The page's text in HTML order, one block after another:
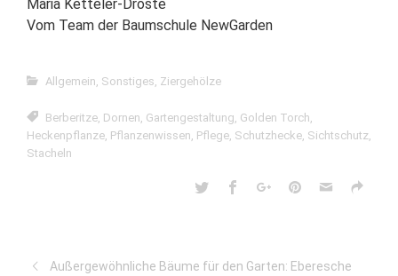
Maria Ketteler-Droste
Vom Team der Baumschule NewGarden
Allgemein, Sonstiges, Ziergehölze
Berberitze, Dornen, Gartengestaltung, Golden Torch,
Heckenpflanze, Pflanzenwissen, Pflege, Schutzhecke, Sichtschutz,
Stacheln
Außergewöhnliche Bäume für den Garten: Eberesche